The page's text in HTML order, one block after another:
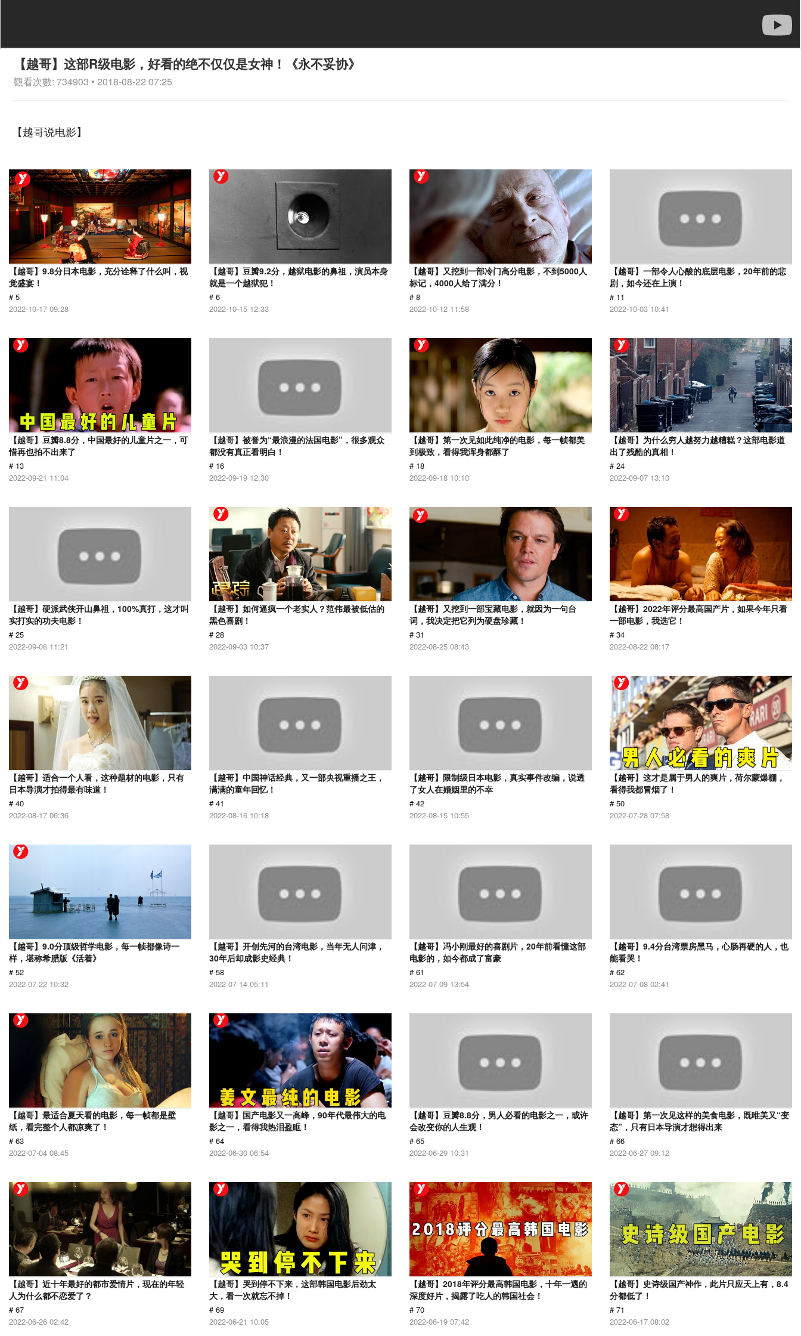
【越哥】这部R级电影，好看的绝不仅仅是女神！《永不妥协》
觀看次數: 734903 • 2018-08-22 07:25
【越哥说电影】
【越哥】9.8分日本电影，充分诠释了什么叫，视
觉盛宴！
# 5
2022-10-17 09:28
【越哥】豆瓣9.2分，越狱电影的鼻祖，演员本身
就是一个越狱犯！
# 6
2022-10-15 12:33
【越哥】又挖到一部冷门高分电影，不到5000人
标记，4000人给了满分！
# 8
2022-10-12 11:58
【越哥】一部令人心酸的底层电影，20年前的悲
剧，如今还在上演！
# 11
2022-10-03 10:41
【越哥】豆瓣8.8分，中国最好的儿童片之一，可
惜再也拍不出来了
# 13
2022-09-21 11:04
【越哥】被誉为“最浪漫的法国电影”，很多观众
都没有真正看明白！
# 16
2022-09-19 12:30
【越哥】第一次见如此纯净的电影，每一帧都美
到极致，看得我浑身都酥了
# 18
2022-09-18 10:10
【越哥】为什么穷人越努力越糟糕？这部电影道
出了残酷的真相！
# 24
2022-09-07 13:10
【越哥】硬派武侠开山鼻祖，100%真打，这才叫
实打实的功夫电影！
# 25
2022-09-06 11:21
【越哥】如何逼疯一个老实人？范伟最被低估的
黑色喜剧！
# 28
2022-09-03 10:37
【越哥】又挖到一部宝藏电影，就因为一句台
词，我决定把它列为硬盘珍藏！
# 31
2022-08-25 08:43
【越哥】2022年评分最高国产片，如果今年只看
一部电影，我选它！
# 34
2022-08-22 08:17
【越哥】适合一个人看，这种题材的电影，只有
日本导演才拍得最有味道！
# 40
2022-08-17 06:36
【越哥】中国神话经典，又一部央视重播之王，
满满的童年回忆！
# 41
2022-08-16 10:18
【越哥】限制级日本电影，真实事件改编，说透
了女人在婚姻里的不幸
# 42
2022-08-15 10:55
【越哥】这才是属于男人的爽片，荷尔蒙爆棚，
看得我都冒烟了！
# 50
2022-07-28 07:58
【越哥】9.0分顶级哲学电影，每一帧都像诗一
样，堪称希腊版《活着》
# 52
2022-07-22 10:32
【越哥】开创先河的台湾电影，当年无人问津，
30年后却成影史经典！
# 58
2022-07-14 05:11
【越哥】冯小刚最好的喜剧片，20年前看懂这部
电影的，如今都成了富豪
# 61
2022-07-09 13:54
【越哥】9.4分台湾票房黑马，心肠再硬的人，也
能看哭！
# 62
2022-07-08 02:41
【越哥】最适合夏天看的电影，每一帧都是壁
纸，看完整个人都凉爽了！
# 63
2022-07-04 08:45
【越哥】国产电影又一高峰，90年代最伟大的电
影之一，看得我热泪盈眶！
# 64
2022-06-30 06:54
【越哥】豆瓣8.8分，男人必看的电影之一，或许
会改变你的人生观！
# 65
2022-06-29 10:31
【越哥】第一次见这样的美食电影，既唯美又“变
态”，只有日本导演才想得出来
# 66
2022-06-27 09:12
【越哥】近十年最好的都市爱情片，现在的年轻
人为什么都不恋爱了？
# 67
2022-06-26 02:42
【越哥】哭到停不下来，这部韩国电影后劲太
大，看一次就忘不掉！
# 69
2022-06-21 10:05
【越哥】2018年评分最高韩国电影，十年一遇的
深度好片，揭露了吃人的韩国社会！
# 70
2022-06-19 07:42
【越哥】史诗级国产神作，此片只应天上有，8.4
分都低了！
# 71
2022-06-17 08:02